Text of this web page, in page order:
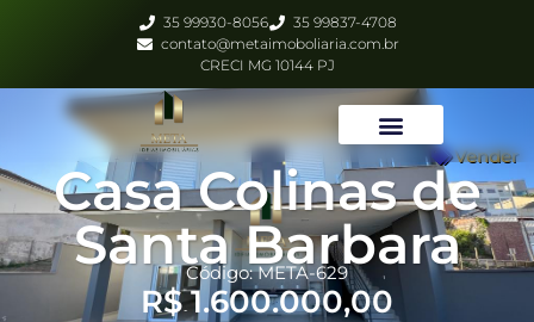
35 99930-8056
35 99837-4708
contato@metaimoboliaria.com.br
CRECI MG 10144 PJ
Casa Colinas de
Santa Barbara
Código: META-629
R$ 1.600.000,00
Vender